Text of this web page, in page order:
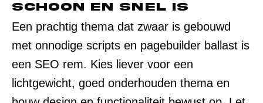
schoon en snel is
Een prachtig thema dat zwaar is gebouwd
met onnodige scripts en pagebuilder ballast is
een SEO rem. Kies liever voor een
lichtgewicht, goed onderhouden thema en